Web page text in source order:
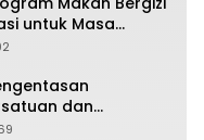
untuk Masa
dan
Jawab